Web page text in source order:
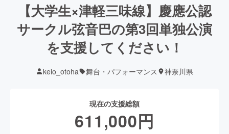
【大学生×津軽三味線】慶應公認
サークル弦音巴の第3回単独公演
を支援してください！
keio_otoha 舞台・パフォーマンス 神奈川県
現在の支援総額
611,000円